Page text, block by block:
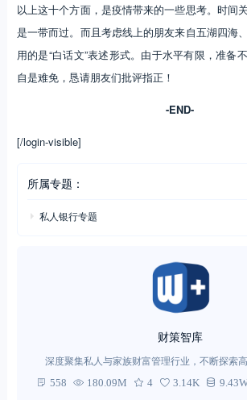
以上这十个方面，是疫情带来的一些思考。时间
是一带而过。而且考虑线上的朋友来自五湖四海
用的是“白话文”表述形式。由于水平有限，准备
自是难免，恳请朋友们批评指正！
-END-
[/login-visible]
所属专题：
私人银行专题
财策智库
深度聚集私人与家族财富管理行业，不断探索高
求。
558 180.09M 4 3.14K